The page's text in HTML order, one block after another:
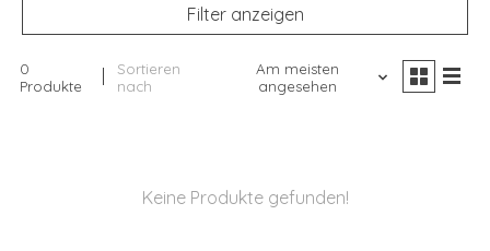
Filter anzeigen
0
Produkte
Sortieren
nach
Am meisten
angesehen
Keine Produkte gefunden!